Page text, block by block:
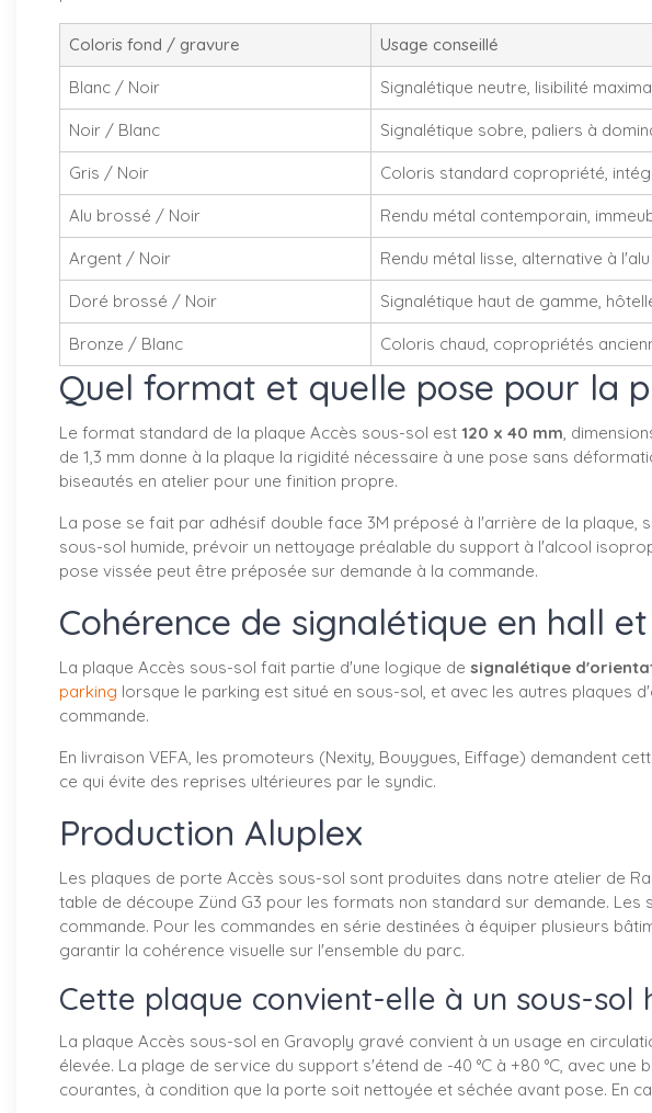
Coloris fond / gravure Usage conseillé
Blanc / Noir Signalétique neutre, lisibilité
Noir / Blanc Signalétique sobre, paliers à
Gris / Noir Coloris standard copropriété,
Alu brossé / Noir Rendu métal contemporain,
Argent / Noir Rendu métal lisse, alternative à
Doré brossé / Noir Signalétique haut de gamme,
Bronze / Blanc Coloris chaud, copropriétés
Quel format et quelle pose pour la
Le format standard de la plaque Accès sous-sol est 120 x 40 mm,
de 1,3 mm donne à la plaque la rigidité nécessaire à une pose sans
biseautés en atelier pour une finition propre.
La pose se fait par adhésif double face 3M préposé à l'arrière de la plaque,
sous-sol humide, prévoir un nettoyage préalable du support à l'alcool
pose vissée peut être préposée sur demande à la commande.
Cohérence de signalétique en hall
La plaque Accès sous-sol fait partie d'une logique de signalétique
parking lorsque le parking est situé en sous-sol, et avec les autres plaques
commande.
En livraison VEFA, les promoteurs (Nexity, Bouygues, Eiffage) demandent
ce qui évite des reprises ultérieures par le syndic.
Production Aluplex
Les plaques de porte Accès sous-sol sont produites dans notre atelier de
table de découpe Zünd G3 pour les formats non standard sur demande.
commande. Pour les commandes en série destinées à équiper plusieurs
garantir la cohérence visuelle sur l'ensemble du parc.
Cette plaque convient-elle à un sous-sol
La plaque Accès sous-sol en Gravoply gravé convient à un usage en
élevée. La plage de service du support s'étend de -40 °C à +80 °C, avec
courantes, à condition que la porte soit nettoyée et séchée avant pose. En